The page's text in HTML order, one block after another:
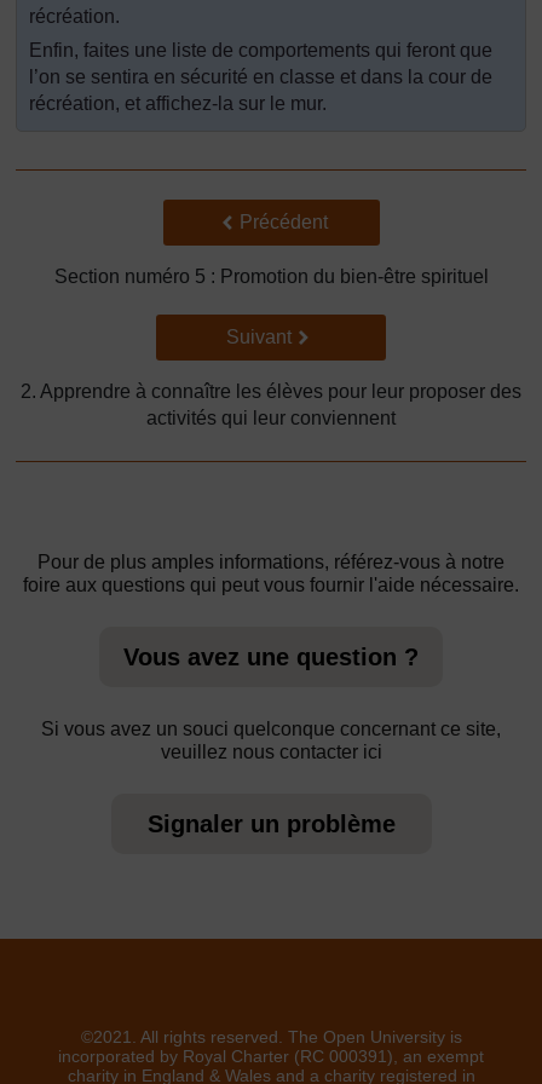
récréation.
Enfin, faites une liste de comportements qui feront que
l’on se sentira en sécurité en classe et dans la cour de
récréation, et affichez-la sur le mur.
Précédent
Précédent
Section numéro 5 : Promotion du bien-être spirituel
Suivant
Suivant
2. Apprendre à connaître les élèves pour leur proposer des
activités qui leur conviennent
Pour de plus amples informations, référez-vous à notre
foire aux questions qui peut vous fournir l'aide nécessaire.
Vous avez une question ?
Si vous avez un souci quelconque concernant ce site,
veuillez nous contacter ici
Signaler un problème
©2021. All rights reserved. The Open University is
incorporated by Royal Charter (RC 000391), an exempt
charity in England & Wales and a charity registered in